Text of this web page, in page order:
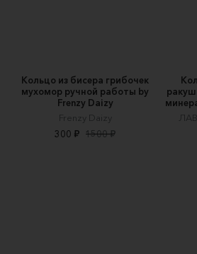
Кольцо из бисера грибочек
мухомор ручной работы by
Frenzy Daizy
Frenzy Daizy
300 ₽ 1500 ₽